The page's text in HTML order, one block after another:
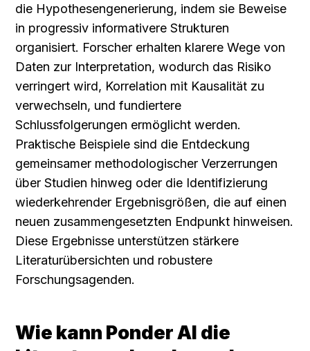
die Hypothesengenerierung, indem sie Beweise
in progressiv informativere Strukturen
organisiert. Forscher erhalten klarere Wege von
Daten zur Interpretation, wodurch das Risiko
verringert wird, Korrelation mit Kausalität zu
verwechseln, und fundiertere
Schlussfolgerungen ermöglicht werden.
Praktische Beispiele sind die Entdeckung
gemeinsamer methodologischer Verzerrungen
über Studien hinweg oder die Identifizierung
wiederkehrender Ergebnisgrößen, die auf einen
neuen zusammengesetzten Endpunkt hinweisen.
Diese Ergebnisse unterstützen stärkere
Literaturübersichten und robustere
Forschungsagenden.
Wie kann Ponder AI die